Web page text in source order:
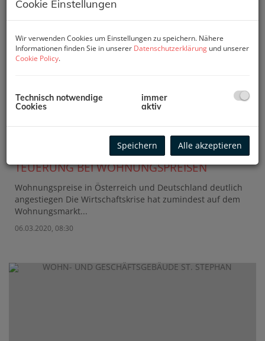
TEUERUNG BEI WOHNUNGSPREISEN
Wohnungspreise in Österreich und Deutschland deutlich
angestiegen Die Wirtschaftskrise hat zumindest auf dem
Wohnungsmarkt...
06.03.2020, 08:30
Cookie Einstellungen
Wir verwenden Cookies um Einstellungen zu speichern. Nähere
Informationen finden Sie in unserer Datenschutzerklärung und unserer
Cookie Policy.
Technisch notwendige
Cookies
immer
aktiv
Speichern Alle akzeptieren